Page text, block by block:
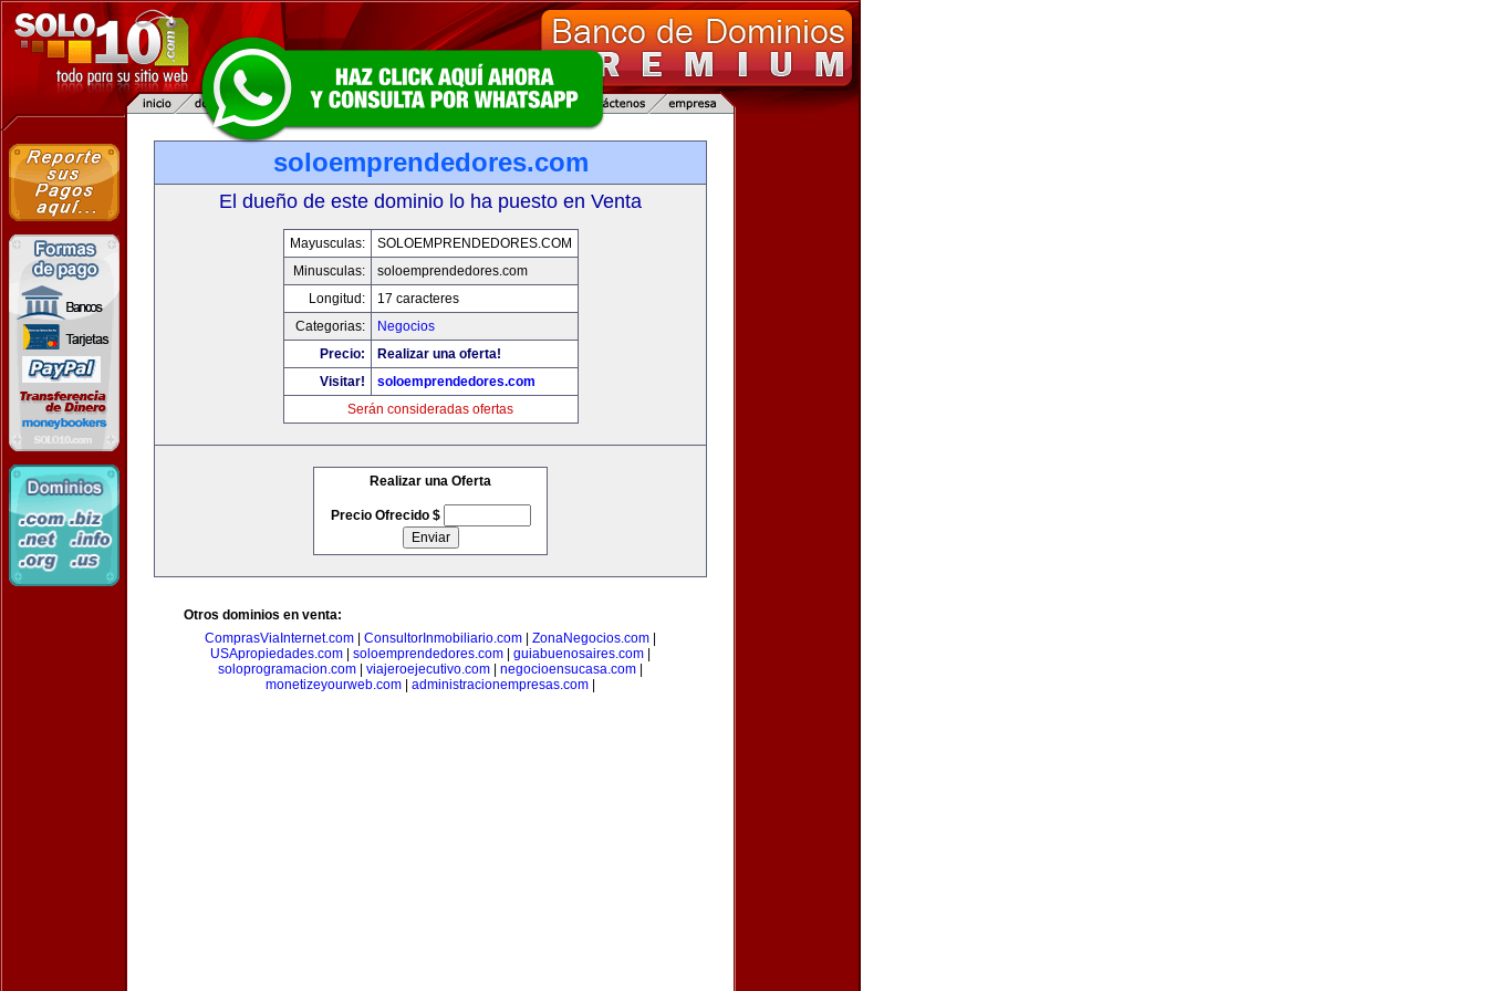
soloemprendedores.com
El dueño de este dominio lo ha puesto en Venta
Mayusculas:
SOLOEMPRENDEDORES.COM
Minusculas:
soloemprendedores.com
Longitud:
17 caracteres
Categorias:
Negocios
Precio:
Realizar una oferta!
Visitar!
soloemprendedores.com
Serán consideradas ofertas
Realizar una Oferta
Precio Ofrecido $
Otros dominios en venta:
ComprasViaInternet.com
ConsultorInmobiliario.com ZonaNegocios.com
USApropiedades.com
soloemprendedores.com guiabuenosaires.com
soloprogramacion.com
viajeroejecutivo.com negocioensucasa.com
monetizeyourweb.com
administracionempresas.com